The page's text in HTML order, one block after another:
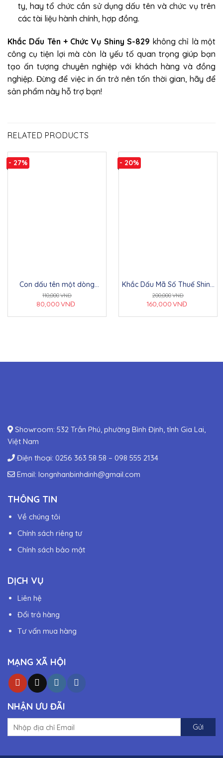
ty, hay tổ chức cần sử dụng dấu tên và chức vụ trên
các tài liệu hành chính, hợp đồng.
Khắc Dấu Tên + Chức Vụ Shiny S-829 không chỉ là một
công cụ tiện lợi mà còn là yếu tố quan trọng giúp bạn
tạo ấn tượng chuyên nghiệp với khách hàng và đồng
nghiệp. Đừng để việc in ấn trở nên tốn thời gian, hãy để
sản phẩm này hỗ trợ bạn!
RELATED PRODUCTS
- 27%
Con dấu tên một dòng
Shiny S-852 – Tối Giản và
Hiệu Quả
110,000VNĐ
80,000 VNĐ
- 20%
Khắc Dấu Mã Số Thuế Shiny
S-854 – Giải Pháp Hoàn Hảo
Cho Doanh Nghiệp
200,000VNĐ
160,000 VNĐ
Showroom: 532 Trần Phú, phường Bình Định, tỉnh Gia Lai,
Việt Nam
Điện thoại: 0256 363 58 58 – 098 555 2134
Email: longnhanbinhdinh@gmail.com
THÔNG TIN
Về chúng tôi
Chính sách riêng tư
Chính sách bảo mật
DỊCH VỤ
Liên hệ
Đổi trả hàng
Tư vấn mua hàng
MẠNG XÃ HỘI
NHẬN ƯU ĐÃI